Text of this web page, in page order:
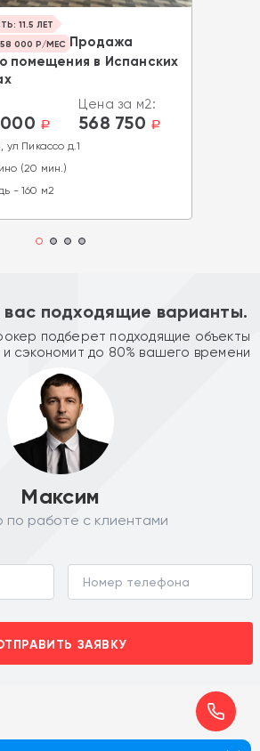
11.5 ЛЕТ
000 Р/МЕС Продажа
помещения в Испанских
a
Цена за м2:
568 750 a
ул Пикассо д.1
(20 мин.)
- 160 м2
подходящие варианты.
подберет подходящие объекты
и сэкономит до 80% вашего времени
Максим
по работе с клиентами
ЗАЯВКУ